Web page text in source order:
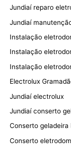
Jundiaí reparo
Jundiaí
Instalação
Instalação
Instalação
Electrolux
Jundiaí electrolux
Jundiaí conserto
Conserto
Conserto